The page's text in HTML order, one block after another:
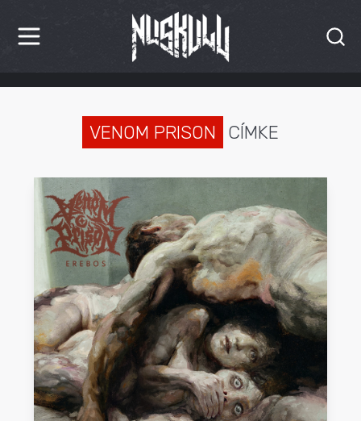
HÍREK
INTERJÚK
PREMIEREK
KULT
MÁSVILÁG
BLOG
VENOM PRISON CÍMKE